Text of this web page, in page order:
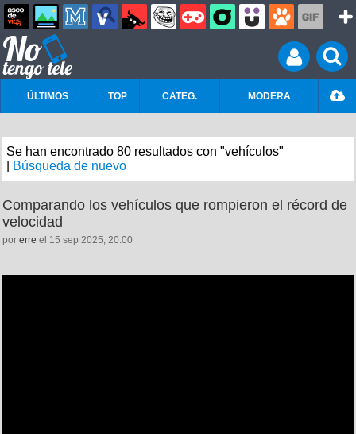
ÚLTIMOS TOP CATEG. MODERA
Se han encontrado 80 resultados con "vehículos"
Búsqueda de nuevo
Comparando los vehículos que rompieron el récord de
velocidad
por erre el 15 sep 2025, 20:00